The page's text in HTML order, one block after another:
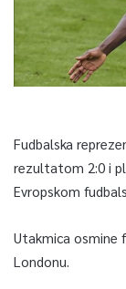
Fudbalska
rezultatom 2:0 i
Evropskom
Utakmica osmine
Londonu.